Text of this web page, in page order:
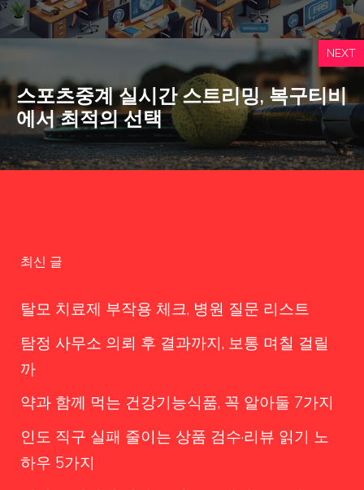
NEXT
스포츠중계 실시간 스트리밍, 복구티비
에서 최적의 선택
최신 글
탈모 치료제 부작용 체크, 병원 질문 리스트
탐정 사무소 의뢰 후 결과까지, 보통 며칠 걸릴
까
약과 함께 먹는 건강기능식품, 꼭 알아둘 7가지
인도 직구 실패 줄이는 상품 검수·리뷰 읽기 노
하우 5가지